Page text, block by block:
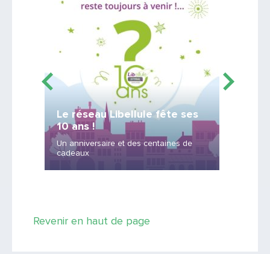
Lire la suite
Le réseau Libellule fête ses
10 ans !
Un anniversaire et des centaines de
cadeaux
Revenir en haut de page